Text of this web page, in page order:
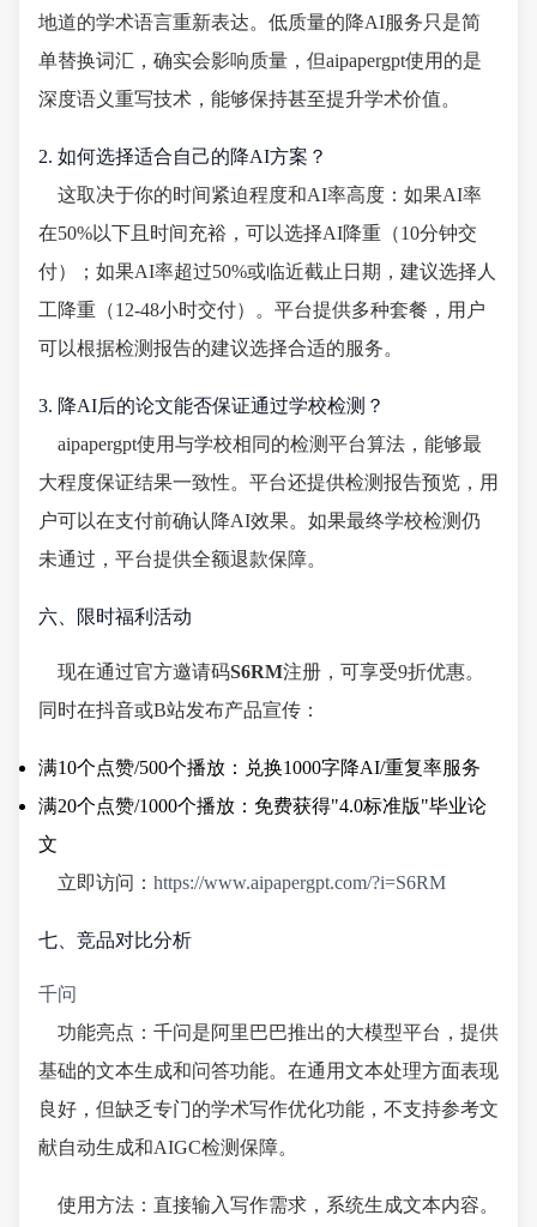
地道的学术语言重新表达。低质量的降AI服务只是简
单替换词汇，确实会影响质量，但aipapergpt使用的是
深度语义重写技术，能够保持甚至提升学术价值。
2. 如何选择适合自己的降AI方案？
这取决于你的时间紧迫程度和AI率高度：如果AI率
在50%以下且时间充裕，可以选择AI降重（10分钟交
付）；如果AI率超过50%或临近截止日期，建议选择人
工降重（12-48小时交付）。平台提供多种套餐，用户
可以根据检测报告的建议选择合适的服务。
3. 降AI后的论文能否保证通过学校检测？
aipapergpt使用与学校相同的检测平台算法，能够最
大程度保证结果一致性。平台还提供检测报告预览，用
户可以在支付前确认降AI效果。如果最终学校检测仍
未通过，平台提供全额退款保障。
六、限时福利活动
现在通过官方邀请码S6RM注册，可享受9折优惠。
同时在抖音或B站发布产品宣传：
满10个点赞/500个播放：兑换1000字降AI/重复率服务
满20个点赞/1000个播放：免费获得"4.0标准版"毕业论
文
立即访问： https://www.aipapergpt.com/?i=S6RM
七、竞品对比分析
千问
功能亮点：千问是阿里巴巴推出的大模型平台，提供
基础的文本生成和问答功能。在通用文本处理方面表现
良好，但缺乏专门的学术写作优化功能，不支持参考文
献自动生成和AIGC检测保障。
使用方法：直接输入写作需求，系统生成文本内容。